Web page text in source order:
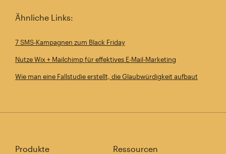
Ähnliche Links:
7 SMS-Kampagnen zum Black Friday
Nutze Wix + Mailchimp für effektives E-Mail-Marketing
Wie man eine Fallstudie erstellt, die Glaubwürdigkeit aufbaut
Produkte Ressourcen